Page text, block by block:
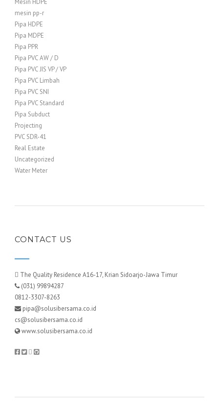
mesin pp-r
Pipa HDPE
Pipa MDPE
Pipa PPR
Pipa PVC AW / D
Pipa PVC JIS VP / VP
Pipa PVC Limbah
Pipa PVC SNI
Pipa PVC Standard
Pipa Subduct
Projecting
PVC SDR-41
Real Estate
Uncategorized
Water Meter
CONTACT US
The Quality Residence A16-17, Krian Sidoarjo-Jawa Timur
(031) 99894287
0812-3307-8263
pipa@solusibersama.co.id
cs@solusibersama.co.id
www.solusibersama.co.id